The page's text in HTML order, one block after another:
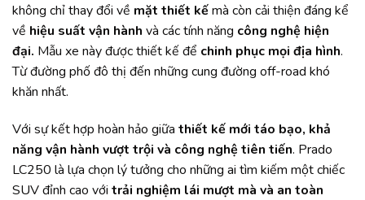
không chỉ thay đổi về mặt thiết kếmà còn cải thiện đáng kể
về hiệu suất vận hành và các tính năng công nghệ hiện
đại. Mẫu xe này được thiết kế để chinh phục mọi địa hình.
Từ đường phố đô thị đến những cung đường off-road khó
khăn nhất.
Với sự kết hợp hoàn hảo giữa thiết kế mới táo bạo, khả
năng vận hành vượt trội và công nghệ tiên tiến. Prado
LC250 là lựa chọn lý tưởng cho những ai tìm kiếm một chiếc
SUV đỉnh cao với trải nghiệm lái mượt mà và an toàn